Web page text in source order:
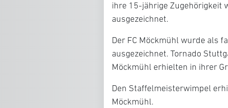
ihre 15-jährige Zugehörigkeit
ausgezeichnet.
Der FC Möckmühl wurde als
ausgezeichnet. Tornado
Möckmühl erhielten in ihrer
Den Staffelmeisterwimpel
Möckmühl.